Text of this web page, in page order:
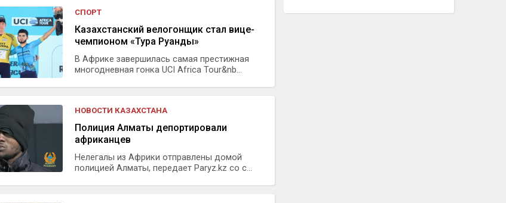
СПОРТ
Казахстанский велогонщик стал вице-
чемпионом «Тура Руанды»
В Африке завершилась самая престижная
многодневная гонка UCI Africa Tour&nb...
НОВОСТИ КАЗАХСТАНА
Полиция Алматы депортировали
африканцев
Нелегалы из Африки отправлены домой
полицией Алматы, передает Paryz.kz со с...